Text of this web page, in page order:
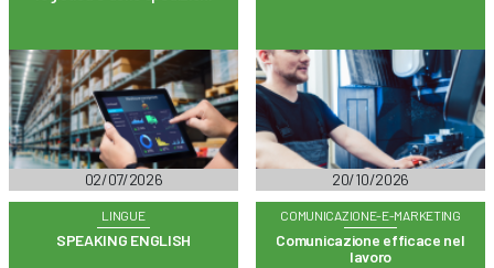
02/07/2026 20/10/2026
LINGUE
SPEAKING ENGLISH
COMUNICAZIONE-E-MARKETING
Comunicazione efficace nel
lavoro